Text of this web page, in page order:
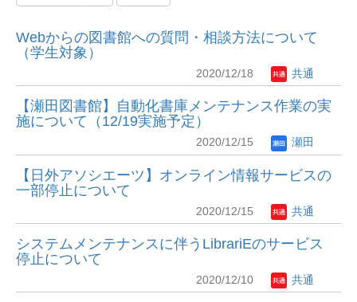
Webからの図書館への質問・相談方法について
（学生対象）
2020/12/18 共通
【瀬田図書館】自動化書庫メンテナンス作業の実
施について（12/19実施予定）
2020/12/15 瀬田
【日外アソシエーツ】オンライン情報サービスの
一部停止について
2020/12/15 共通
システムメンテナンスに伴うLibrariEのサービス
停止について
2020/12/10 共通